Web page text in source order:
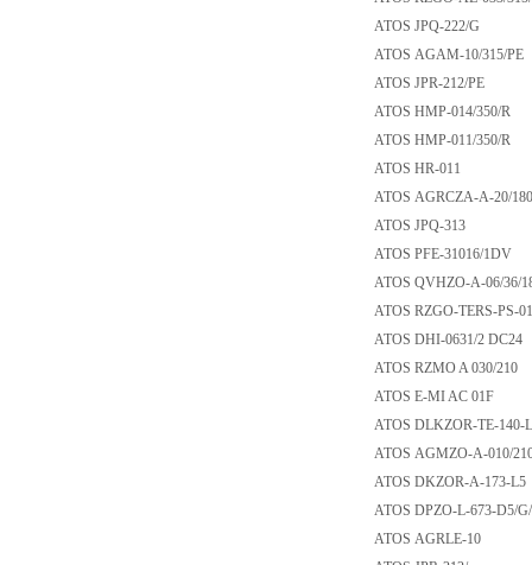
ATOS JPQ-222/G
ATOS AGAM-10/
ATOS JPR-212/PE
ATOS HMP-014/
ATOS HMP-011/
ATOS HR-011
ATOS AGRCZA-A-
ATOS JPQ-313
ATOS PFE-31016/
ATOS QVHZO-A-
ATOS RZGO-TERS-
ATOS DHI-0631/2
ATOS RZMO A
ATOS E-MI AC
ATOS DLKZOR-TE-
ATOS AGMZO-A-
ATOS DKZOR-A-
ATOS DPZO-L-673-
ATOS AGRLE-10